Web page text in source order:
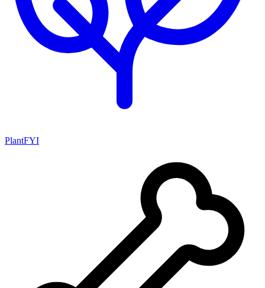
PlantFYI